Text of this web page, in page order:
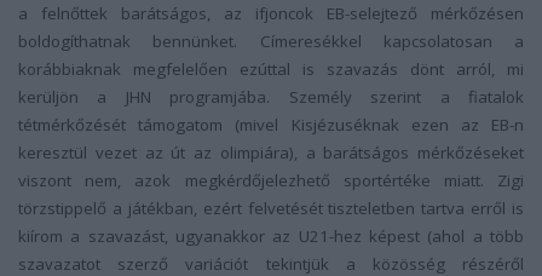
a felnőttek barátságos, az ifjoncok EB-selejtező mérkőzésen
boldogíthatnak bennünket. Címeresékkel kapcsolatosan a
korábbiaknak megfelelően ezúttal is szavazás dönt arról, mi
kerüljön a JHN programjába. Személy szerint a fiatalok
tétmérkőzését támogatom (mivel Kisjézuséknak ezen az EB-n
keresztül vezet az út az olimpiára), a barátságos mérkőzéseket
viszont nem, azok megkérdőjelezhető sportértéke miatt. Zigi
törzstippelő a játékban, ezért felvetését tiszteletben tartva erről is
kiírom a szavazást, ugyanakkor az U21-hez képest (ahol a több
szavazatot szerző variációt tekintjük a közösség részéről